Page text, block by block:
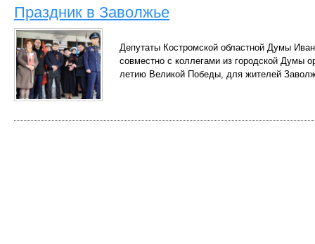
Праздник в Заволжье
Депутаты Костромской областной Думы
совместно с коллегами из городской Думы
летию Великой Победы, для жителей